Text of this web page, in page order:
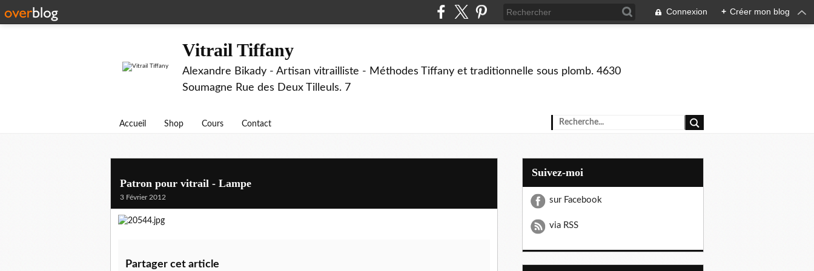
Connexion + Créer mon blog
Vitrail Tiffany
Alexandre Bikady - Artisan vitrailliste - Méthodes Tiffany et traditionnelle sous plomb. 4630
Soumagne Rue des Deux Tilleuls. 7
Accueil Shop Cours Contact
Patron pour vitrail - Lampe
3 Février 2012
Partager cet article
Suivez-moi
sur Facebook
via RSS